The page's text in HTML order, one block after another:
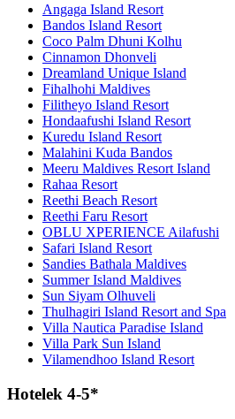
Angaga Island Resort
Bandos Island Resort
Coco Palm Dhuni Kolhu
Cinnamon Dhonveli
Dreamland Unique Island
Fihalhohi Maldives
Filitheyo Island Resort
Hondaafushi Island Resort
Kuredu Island Resort
Malahini Kuda Bandos
Meeru Maldives Resort Island
Rahaa Resort
Reethi Beach Resort
Reethi Faru Resort
OBLU XPERIENCE Ailafushi
Safari Island Resort
Sandies Bathala Maldives
Summer Island Maldives
Sun Siyam Olhuveli
Thulhagiri Island Resort and Spa
Villa Nautica Paradise Island
Villa Park Sun Island
Vilamendhoo Island Resort
Hotelek 4-5*